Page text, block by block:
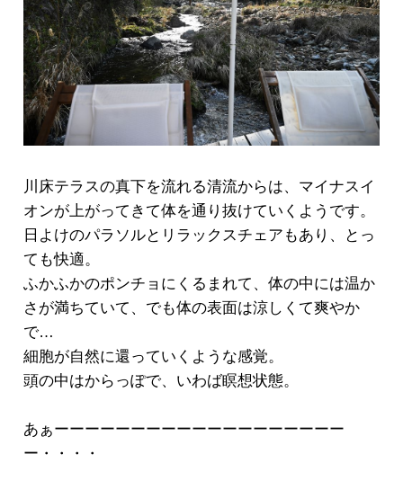
川床テラスの真下を流れる清流からは、マイナスイ
オンが上がってきて体を通り抜けていくようです。
日よけのパラソルとリラックスチェアもあり、とっ
ても快適。
ふかふかのポンチョにくるまれて、体の中には温か
さが満ちていて、でも体の表面は涼しくて爽やか
で…
細胞が自然に還っていくような感覚 。
頭の中はからっぽで、いわば瞑想状態。
あぁーーーーーーーーーーーーーーーーーーー
ー・・・・